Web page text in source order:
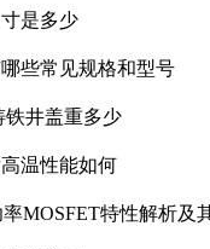
是多少
些常见规格和型号
铁井盖重多少
温性能如何
率MOSFET特性解析及